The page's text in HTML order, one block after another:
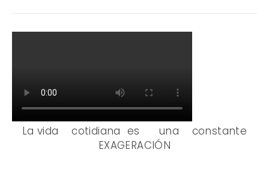
La vida cotidiana es una constante
EXAGERACIÓN